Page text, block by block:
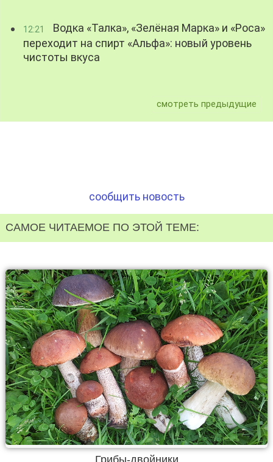
12:21
Водка «Талка», «Зелёная Марка» и «Роса»
переходит на спирт «Альфа»: новый уровень
чистоты вкуса
смотреть предыдущие
сообщить новость
САМОЕ ЧИТАЕМОЕ ПО ЭТОЙ ТЕМЕ:
Грибы-двойники